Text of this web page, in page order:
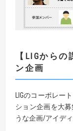
【LIGから
ン企画
LIGのコーポレー
ション企画を大
うな企画/アイデ